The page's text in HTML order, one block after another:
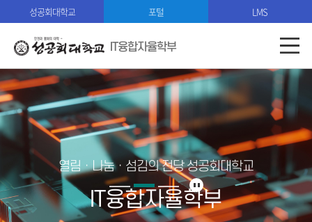
성공회대학교 포털 LMS
IT융합자율학부
열림ㆍ나눔ㆍ섬김의 전당 성공회대학교
IT융합자율학부